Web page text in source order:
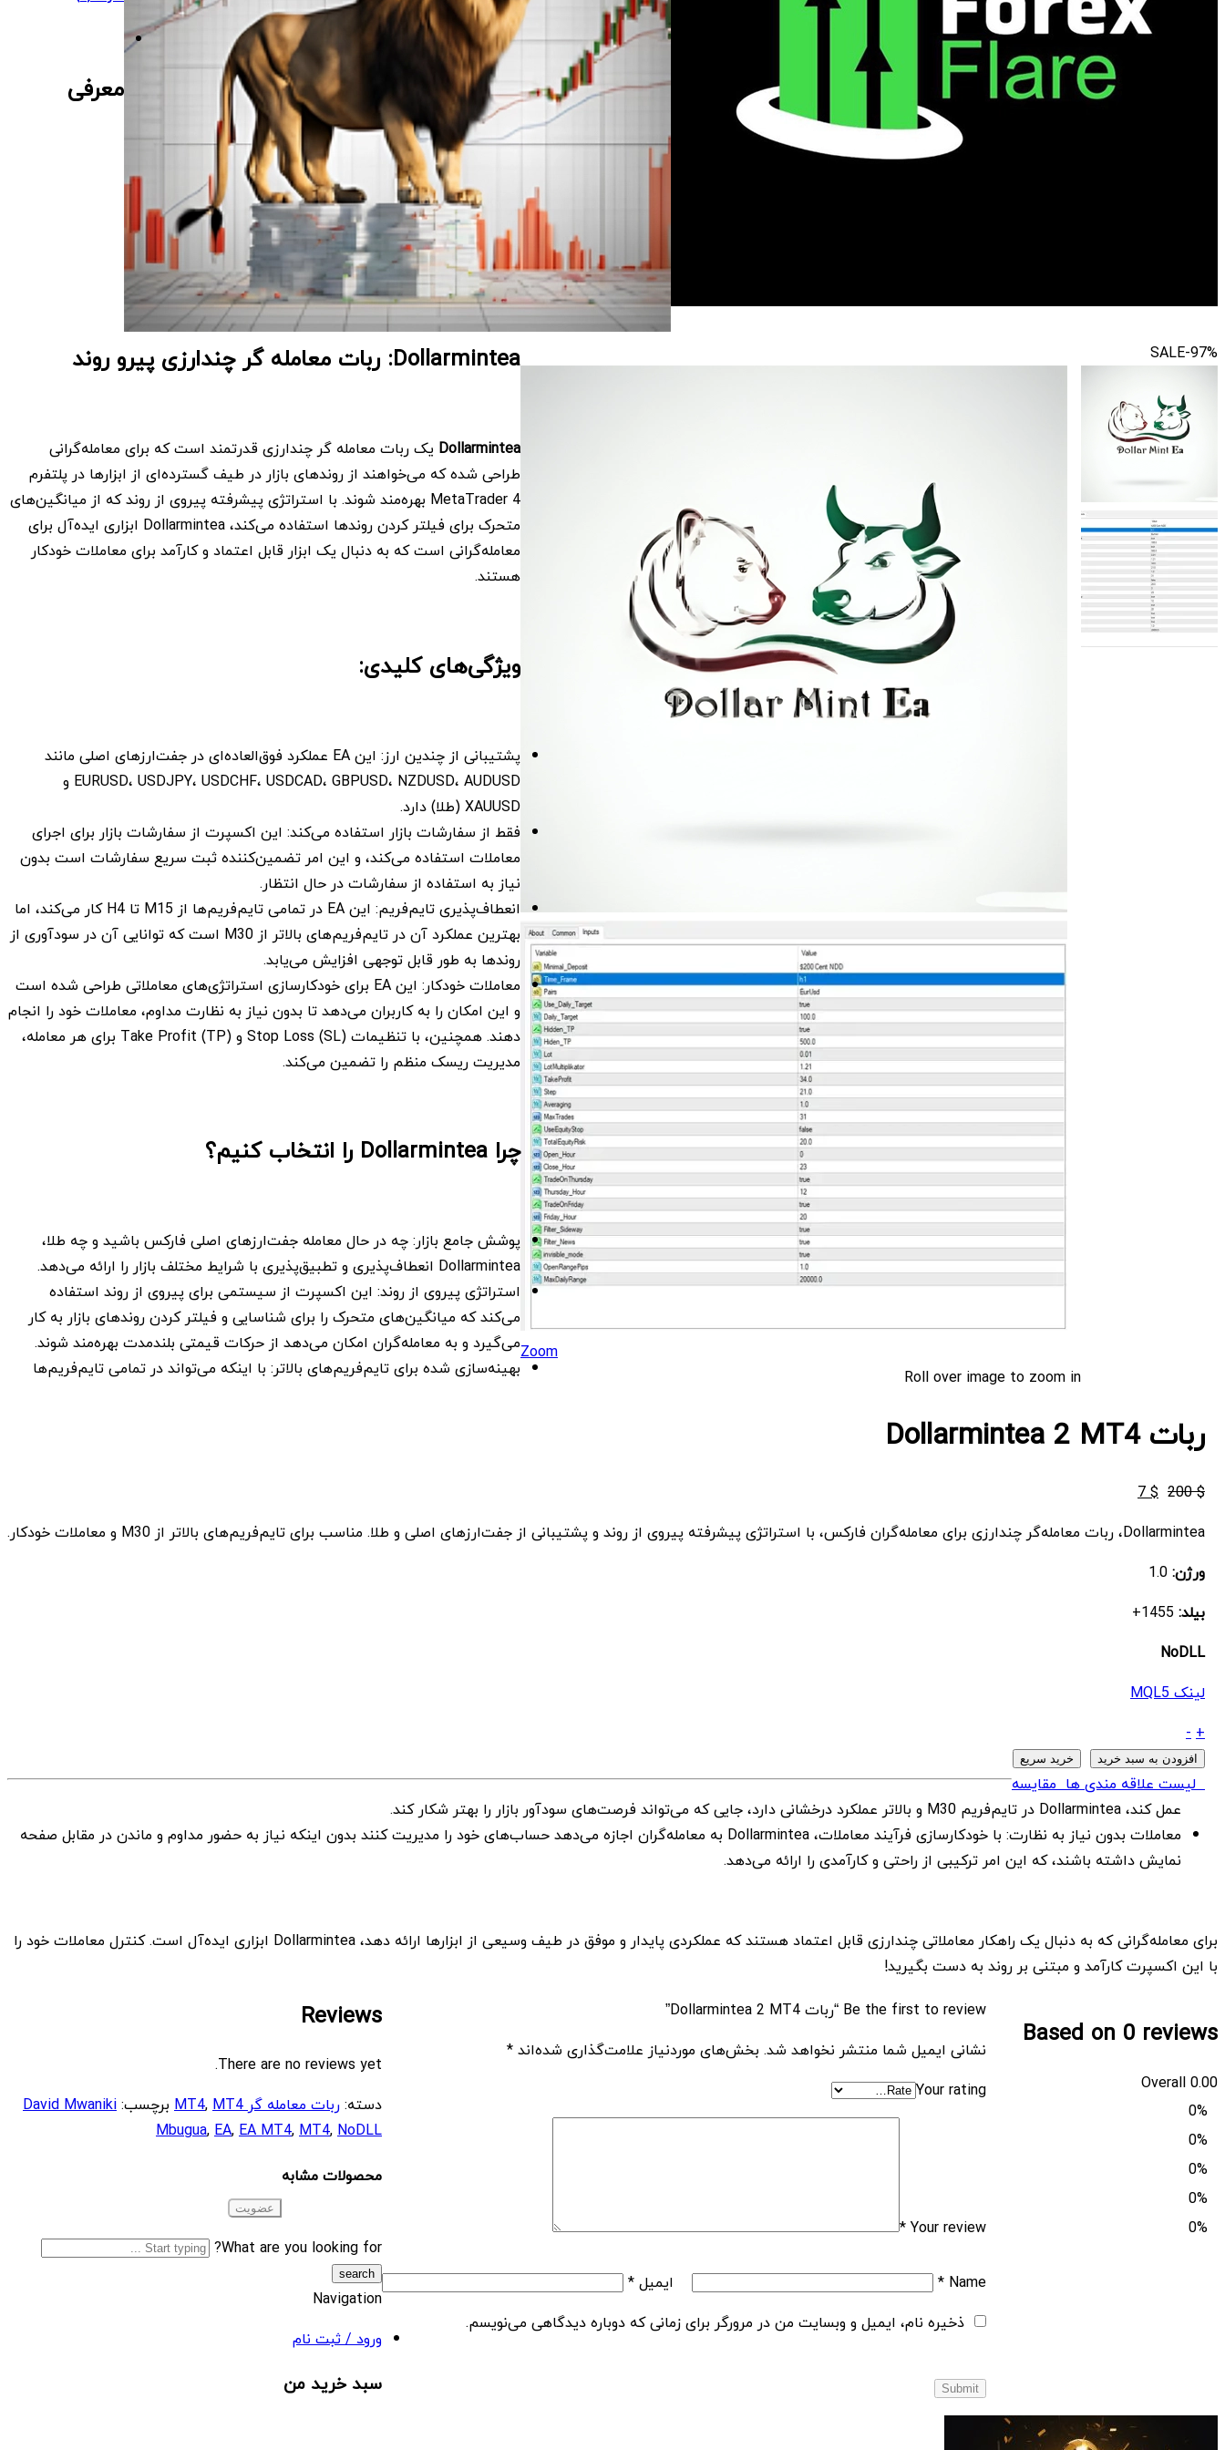
SALE-97%
Zoom
Roll over image to zoom in
ربات Dollarmintea 2 MT4
$
200
قیمت
$ 200
بود.
$
7 قیمت
$ 7Dollarmintea، ربات معامله‌گر چندارزی برای معامله‌گران فارکس، با استراتژی پیشرفته پیروی از روند و پشتیبانی از جفت‌ارزهای اصلی و طلا. مناسب برای تایم‌فریم‌های بالاتر از M30 و معاملات خودکار.
ورژن:
بیلد:
NoDLL
لینک MQL5
ربات
Dollarmintea
2
MT4
quantity
+
-
افزودن به سبد خرید خرید سریع
لیست علاقه مندی هامقایسه
معرفی
Dollarmintea: ربات معامله گر چندارزی پیرو روند
Dollarmintea یک ربات معامله گر چندارزی قدرتمند است که برای معامله‌گرانی
طراحی شده که می‌خواهند از روندهای بازار در طیف گسترده‌ای از ابزارها در پلتفرم
MetaTrader 4 بهره‌مند شوند. با استراتژی پیشرفته پیروی از روند که از میانگین‌های
متحرک برای فیلتر کردن روندها استفاده می‌کند، Dollarmintea ابزاری ایده‌آل برای
معامله‌گرانی است که به دنبال یک ابزار قابل اعتماد و کارآمد برای معاملات خودکار
هستند.
ویژگی‌های کلیدی:
پشتیبانی از چندین ارز: این EA عملکرد فوق‌العاده‌ای در جفت‌ارزهای اصلی مانند
EURUSD، USDJPY، USDCHF، USDCAD، GBPUSD، NZDUSD، AUDUSD و
XAUUSD (طلا) دارد.
فقط از سفارشات بازار استفاده می‌کند: این اکسپرت از سفارشات بازار برای اجرای
معاملات استفاده می‌کند، و این امر تضمین‌کننده ثبت سریع سفارشات است بدون
نیاز به استفاده از سفارشات در حال انتظار.
انعطاف‌پذیری تایم‌فریم: این EA در تمامی تایم‌فریم‌ها از M15 تا H4 کار می‌کند، اما
بهترین عملکرد آن در تایم‌فریم‌های بالاتر از M30 است که توانایی آن در سودآوری از
روندها به طور قابل توجهی افزایش می‌یابد.
معاملات خودکار: این EA برای خودکارسازی استراتژی‌های معاملاتی طراحی شده است
و این امکان را به کاربران می‌دهد تا بدون نیاز به نظارت مداوم، معاملات خود را انجام
دهند. همچنین، با تنظیمات Stop Loss (SL) و Take Profit (TP) برای هر معامله،
مدیریت ریسک منظم را تضمین می‌کند.
چرا Dollarmintea را انتخاب کنیم؟
پوشش جامع بازار: چه در حال معامله جفت‌ارزهای اصلی فارکس باشید و چه طلا،
Dollarmintea انعطاف‌پذیری و تطبیق‌پذیری با شرایط مختلف بازار را ارائه می‌دهد.
استراتژی پیروی از روند: این اکسپرت از سیستمی برای پیروی از روند استفاده
می‌کند که میانگین‌های متحرک را برای شناسایی و فیلتر کردن روندهای بازار به کار
می‌گیرد و به معامله‌گران امکان می‌دهد از حرکات قیمتی بلندمدت بهره‌مند شوند.
بهینه‌سازی شده برای تایم‌فریم‌های بالاتر: با اینکه می‌تواند در تمامی تایم‌فریم‌ها
عمل کند، Dollarmintea در تایم‌فریم M30 و بالاتر عملکرد درخشانی دارد، جایی که می‌تواند فرصت‌های سودآور بازار را بهتر شکار کند.
معاملات بدون نیاز به نظارت: با خودکارسازی فرآیند معاملات، Dollarmintea به معامله‌گران اجازه می‌دهد حساب‌های خود را مدیریت کنند بدون اینکه نیاز به حضور مداوم و ‌ماندن در مقابل صفحه
نمایش داشته باشند، که این امر ترکیبی از راحتی و کارآمدی را ارائه می‌دهد.
برای معامله‌گرانی که به دنبال یک راهکار معاملاتی چندارزی قابل اعتماد هستند که عملکردی پایدار و موفق در طیف وسیعی از ابزارها ارائه دهد، Dollarmintea ابزاری ایده‌آل است. کنترل معاملات خود را
با این اکسپرت کارآمد و مبتنی بر روند به دست بگیرید!
Based on 0 reviews
0.00
Overall
0%
0%
0%
0%
0%
Be the first to review “ربات Dollarmintea 2 MT4”
نشانی ایمیل شما منتشر نخواهد شد. بخش‌های موردنیاز علامت‌گذاری شده‌اند*
Your rating
Your review
*
Name
* ایمیل*
ذخیره نام، ایمیل و وبسایت من در مرورگر برای زمانی که دوباره دیدگاهی می‌نویسم.
Reviews
There are no reviews yet.
دسته:ربات معامله گر MT4 ,MT4 برچسب:David Mwaniki
Mbugua,EA,EA MT4,MT4,NoDLL
محصولات مشابه
What are you looking for?
Navigation
ورود / ثبت نام
سبد خرید من